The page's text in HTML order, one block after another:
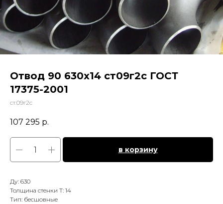
Отвод 90 630х14 ст09г2с ГОСТ
17375-2001
ст.09г2с
107 295 р.
в корзину
Ду: 630
Толщина стенки Т: 14
Тип: бесшовные